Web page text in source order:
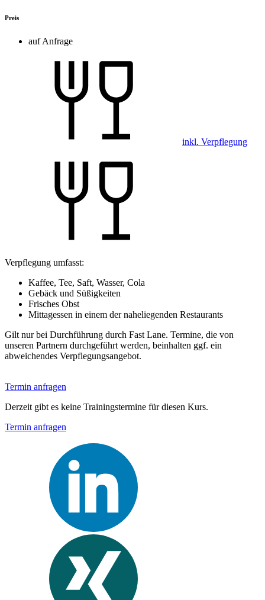
Preis
auf Anfrage
inkl. Verpflegung
Verpflegung umfasst:
Kaffee, Tee, Saft, Wasser, Cola
Gebäck und Süßigkeiten
Frisches Obst
Mittagessen in einem der naheliegenden Restaurants
Gilt nur bei Durchführung durch Fast Lane. Termine, die von
unseren Partnern durchgeführt werden, beinhalten ggf. ein
abweichendes Verpflegungsangebot.
Termin anfragen
Derzeit gibt es keine Trainingstermine für diesen Kurs.
Termin anfragen